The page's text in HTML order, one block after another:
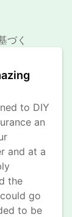
づく
to DIY
an
and at a
the
go
to be